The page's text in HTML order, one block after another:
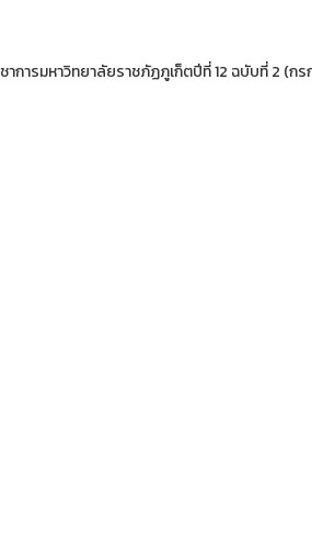
าการมหาวิทยาลัยราชภัฏภูเก็ตปีที่ 12 ฉบับที่ 2 (ก